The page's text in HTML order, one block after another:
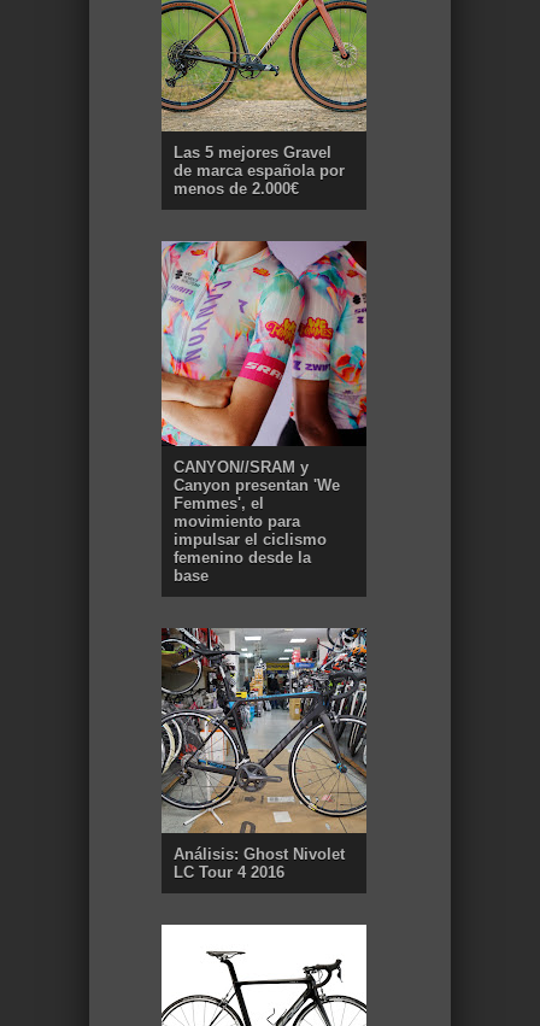
Las 5 mejores Gravel
de marca española por
menos de 2.000€
CANYON//SRAM y
Canyon presentan 'We
Femmes', el
movimiento para
impulsar el ciclismo
femenino desde la
base
Análisis: Ghost Nivolet
LC Tour 4 2016